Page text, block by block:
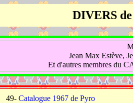
DIVERS
Jean Max Estève,
Et d'autres membres du
49- Catalogue 1967 de Pyro